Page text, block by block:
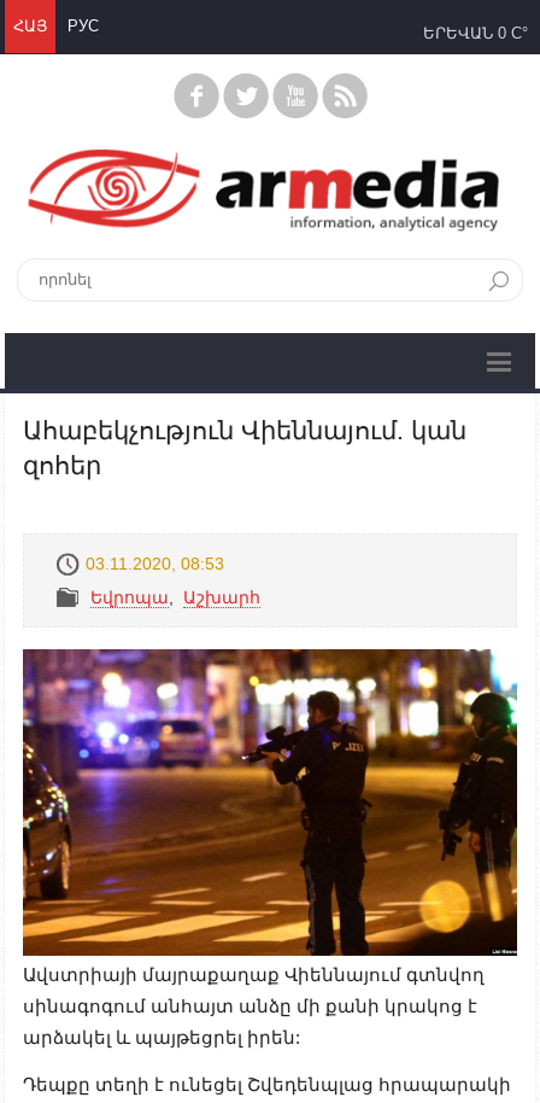
ՀԱՅ РУС ԵՐԵՎԱՆ 0 C°
Ահաբեկչություն Վիեննայում. կան
զոհեր
03.11.2020, 08:53
Եվրոպա
Աշխարհ
Ավստրիայի մայրաքաղաք Վիեննայում գտնվող
սինագոգում անհայտ անձը մի քանի կրակոց է
արձակել և պայթեցրել իրեն:
Դեպքը տեղի է ունեցել Շվեդենպլաց հրապարակի